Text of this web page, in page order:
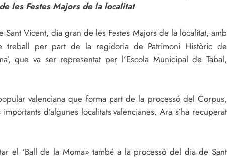
les Festes Majors de la localitat
Vicent, dia gran de les Festes Majors de la localitat, amb
treball per part de la regidoria de Patrimoni Històric de
que va ser representat per l’Escola Municipal de Tabal,
valenciana que forma part de la processó del Corpus,
d’algunes localitats valencianes. Ara s’ha recuperat
el ‘Ball de la Moma» també a la processó del dia de Sant